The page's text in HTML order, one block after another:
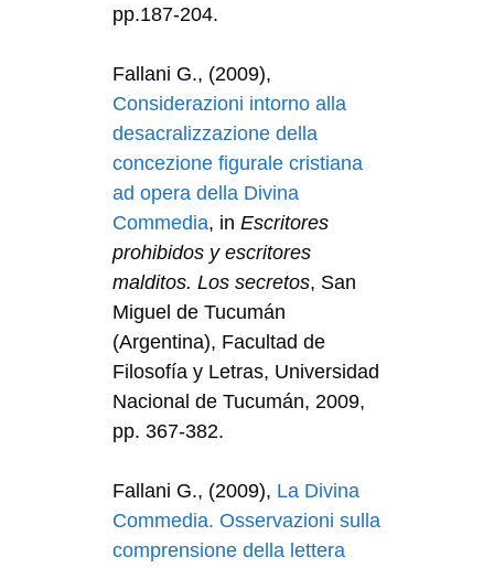
pp.187-204.
Fallani G., (2009),
Considerazioni intorno alla
desacralizzazione della
concezione figurale cristiana
ad opera della Divina
Commedia, inEscritores
prohibidos y escritores
malditos. Los secretos, San
Miguel de Tucumán
(Argentina), Facultad de
Filosofía y Letras, Universidad
Nacional de Tucumán, 2009,
pp. 367-382.
Fallani G., (2009), La Divina
Commedia. Osservazioni sulla
comprensione della lettera